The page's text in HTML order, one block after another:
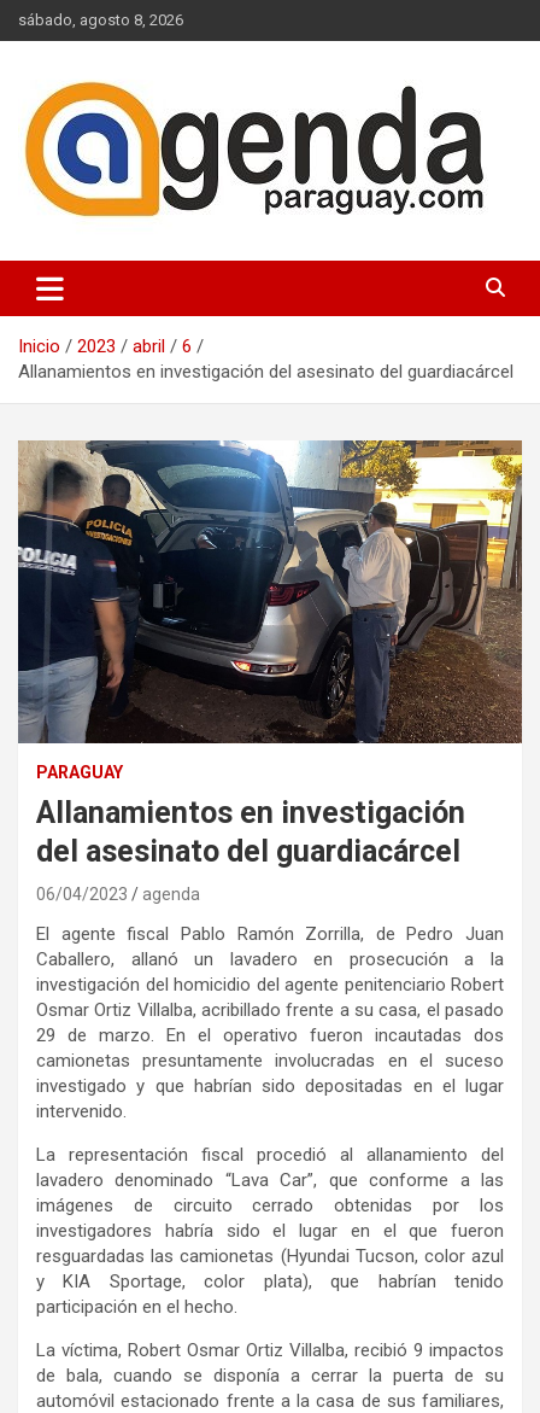
Saltar
al
sábado, agosto 8, 2026
Agenda Paraguay
Inicio 2023 abril
6
Allanamientos en investigación del asesinato del guardiacárcel
PARAGUAY
Allanamientos en investigación
del asesinato del guardiacárcel
06/04/2023 agenda
El agente fiscal Pablo Ramón Zorrilla, de Pedro Juan
Caballero, allanó un lavadero en prosecución a la
investigación del homicidio del agente penitenciario Robert
Osmar Ortiz Villalba, acribillado frente a su casa, el pasado
29 de marzo. En el operativo fueron incautadas dos
camionetas presuntamente involucradas en el suceso
investigado y que habrían sido depositadas en el lugar
intervenido.
La representación fiscal procedió al allanamiento del
lavadero denominado “Lava Car”, que conforme a las
imágenes de circuito cerrado obtenidas por los
investigadores habría sido el lugar en el que fueron
resguardadas las camionetas (Hyundai Tucson, color azul
y KIA Sportage, color plata), que habrían tenido
participación en el hecho.
La víctima, Robert Osmar Ortiz Villalba, recibió 9 impactos
de bala, cuando se disponía a cerrar la puerta de su
automóvil estacionado frente a la casa de sus familiares,